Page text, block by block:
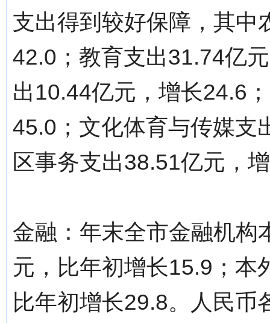
支出得到较好保障，其中
42.0；教育支出31.74亿
出10.44亿元，增长24.6
45.0；文化体育与传媒支
区事务支出38.51亿元，
金融：年末全市金融机构
元，比年初增长15.9；本
比年初增长29.8。人民